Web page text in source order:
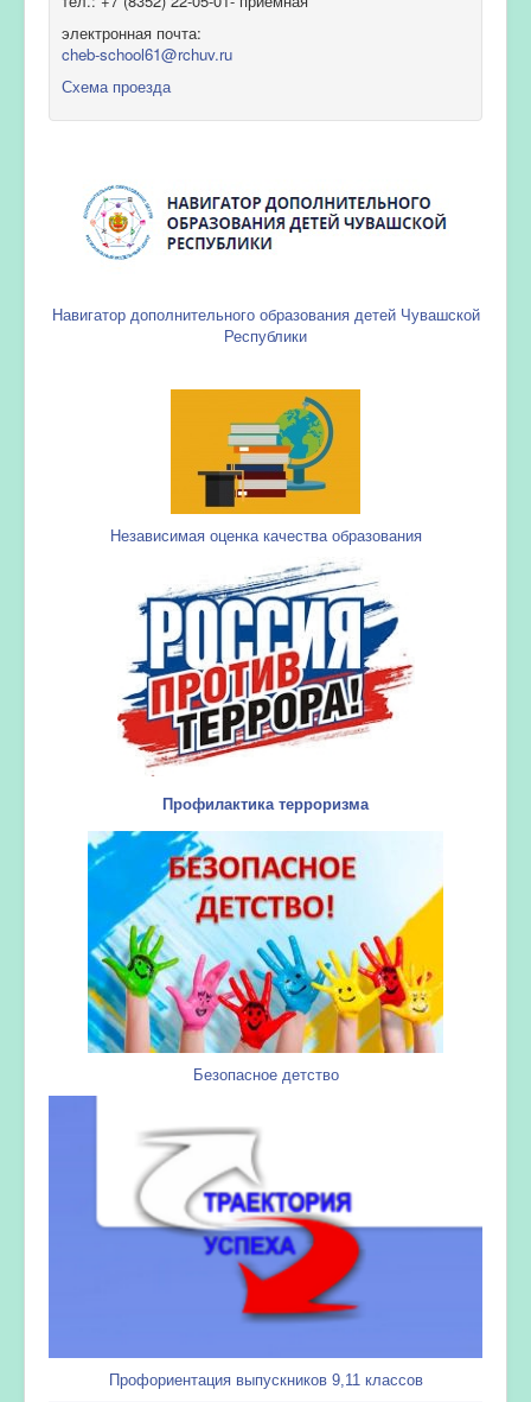
электронная почта:
cheb-school61@rchuv.ru
Схема проезда
Навигатор дополнительного образования детей Чувашской
Республики
Независимая оценка качества образования
Профилактика терроризма
Безопасное детство
Профориентация выпускников 9,11 классов